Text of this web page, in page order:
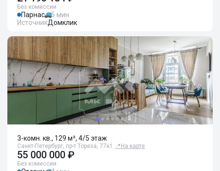
Без комиссии
Парнас
5 мин
ИсточникДомклик
3-комн. кв., 129 м², 4/5 этаж
Санкт-Петербург, пр-т Тореза, 77к1 📍 На карте
55 000 000 ₽
Без комиссии